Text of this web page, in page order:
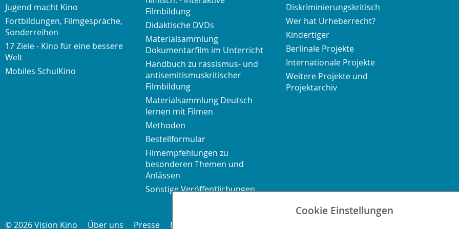
Jugend macht Kino
Fortbildungen, Filmgespräche,
Sonderreihen
17 Ziele - Kino für eine bessere
Welt
Mobiles SchulKino
Filmbildung
Didaktische DVDs
Materialsammlung
Dokumentarfilm im Unterricht
Handbuch zu rassismus- und
antisemitismuskritischer
Filmbildung
Materialsammlung Deutsch
lernen mit Filmen
Methoden
Bestellformular
Filmempfehlungen zu
besonderen Themen und
Anlässen
Sonstige Veröffentlichungen
Diskriminierungskritisch
Wer hat Urheberrecht?
Kindertiger
Berlinale Projekte
Internationale Projekte
Weitere Projekte und
Projektarchiv
© 2026 Vision Kino Über uns Presse Newsletter
Cookie Einstellungen